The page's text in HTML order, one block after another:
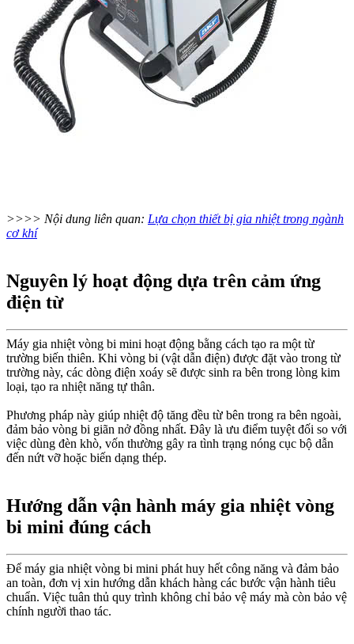
>>>> Nội dung liên quan: Lựa chọn thiết bị gia nhiệt trong ngành
cơ khí
Nguyên lý hoạt động dựa trên cảm ứng
điện từ
Máy gia nhiệt vòng bi mini hoạt động bằng cách tạo ra một từ
trường biến thiên. Khi vòng bi (vật dẫn điện) được đặt vào trong từ
trường này, các dòng điện xoáy sẽ được sinh ra bên trong lòng kim
loại, tạo ra nhiệt năng tự thân.
Phương pháp này giúp nhiệt độ tăng đều từ bên trong ra bên ngoài,
đảm bảo vòng bi giãn nở đồng nhất. Đây là ưu điểm tuyệt đối so với
việc dùng đèn khò, vốn thường gây ra tình trạng nóng cục bộ dẫn
đến nứt vỡ hoặc biến dạng thép.
Hướng dẫn vận hành máy gia nhiệt vòng
bi mini đúng cách
Để máy gia nhiệt vòng bi mini phát huy hết công năng và đảm bảo
an toàn, đơn vị xin hướng dẫn khách hàng các bước vận hành tiêu
chuẩn. Việc tuân thủ quy trình không chỉ bảo vệ máy mà còn bảo vệ
chính người thao tác.